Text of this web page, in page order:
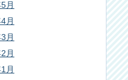
月
月
月
月
月